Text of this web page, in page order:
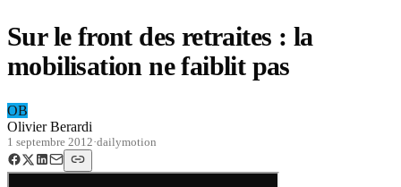
Sur le front des retraites : la
mobilisation ne faiblit pas
OB
Olivier Berardi
1 septembre 2012·dailymotion